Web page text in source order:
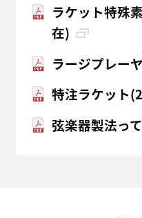
ラケット特殊
在)
ラージプレー
特注ラケット
弦楽器製法っ